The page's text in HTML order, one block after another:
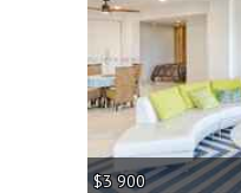
$3 900